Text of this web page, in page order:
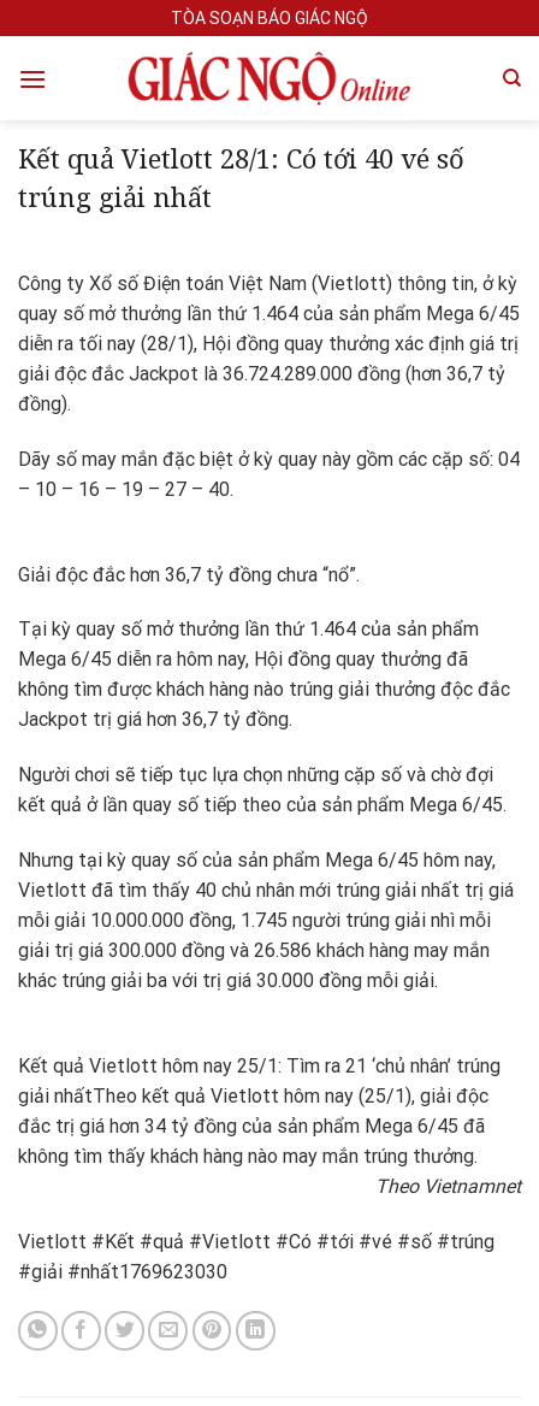
to
content
TÒA SOẠN BÁO GIÁC NGỘ
Kết quả Vietlott 28/1: Có tới 40 vé số
trúng giải nhất
Công ty Xổ số Điện toán Việt Nam (Vietlott) thông tin, ở kỳ
quay số mở thưởng lần thứ 1.464 của sản phẩm Mega 6/45
diễn ra tối nay (28/1), Hội đồng quay thưởng xác định giá trị
giải độc đắc Jackpot là 36.724.289.000 đồng (hơn 36,7 tỷ
đồng).
Dãy số may mắn đặc biệt ở kỳ quay này gồm các cặp số: 04
– 10 – 16 – 19 – 27 – 40.
Giải độc đắc hơn 36,7 tỷ đồng chưa “nổ”.
Tại kỳ quay số mở thưởng lần thứ 1.464 của sản phẩm
Mega 6/45 diễn ra hôm nay, Hội đồng quay thưởng đã
không tìm được khách hàng nào trúng giải thưởng độc đắc
Jackpot trị giá hơn 36,7 tỷ đồng.
Người chơi sẽ tiếp tục lựa chọn những cặp số và chờ đợi
kết quả ở lần quay số tiếp theo của sản phẩm Mega 6/45.
Nhưng tại kỳ quay số của sản phẩm Mega 6/45 hôm nay,
Vietlott đã tìm thấy 40 chủ nhân mới trúng giải nhất trị giá
mỗi giải 10.000.000 đồng, 1.745 người trúng giải nhì mỗi
giải trị giá 300.000 đồng và 26.586 khách hàng may mắn
khác trúng giải ba với trị giá 30.000 đồng mỗi giải.
Kết quả Vietlott hôm nay 25/1: Tìm ra 21 ‘chủ nhân’ trúng
giải nhấtTheo kết quả Vietlott hôm nay (25/1), giải độc
đắc trị giá hơn 34 tỷ đồng của sản phẩm Mega 6/45 đã
không tìm thấy khách hàng nào may mắn trúng thưởng.
Theo Vietnamnet
Vietlott #Kết #quả #Vietlott #Có #tới #vé #số #trúng
#giải #nhất1769623030